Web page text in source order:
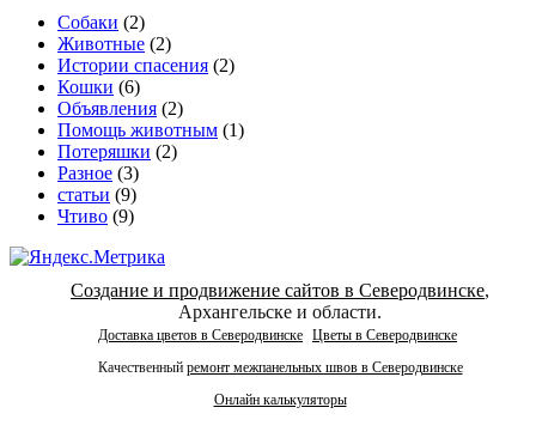
Cобаки (2)
Животные (2)
Истории спасения (2)
Кошки (6)
Объявления (2)
Помощь животным (1)
Потеряшки (2)
Разное (3)
статьи (9)
Чтиво (9)
Создание и продвижение сайтов в Северодвинске,
Архангельске и области.
Доставка цветов в Северодвинске Цветы в Северодвинске
Качественный ремонт межпанельных швов в Северодвинске
Онлайн калькуляторы